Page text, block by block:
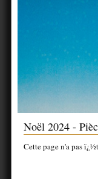
Noël 2024 -
Cette page n'a pas